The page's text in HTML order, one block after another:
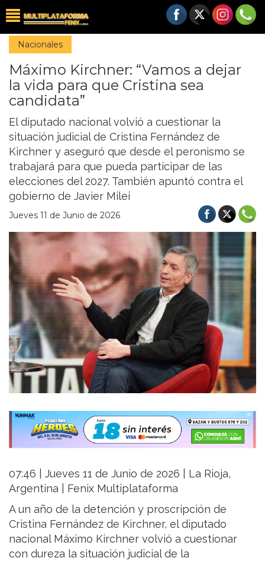
Nacionales
Máximo Kirchner: “Vamos a dejar
la vida para que Cristina sea
candidata”
El diputado nacional volvió a cuestionar la
situación judicial de Cristina Fernández de
Kirchner y aseguró que desde el peronismo se
trabajará para que pueda participar de las
elecciones del 2027. También apuntó contra el
gobierno de Javier Milei
Jueves 11 de Junio de 2026
07:46 | Jueves 11 de Junio de 2026 | La Rioja,
Argentina | Fenix Multiplataforma
A un año de la detención y proscripción de
Cristina Fernández de Kirchner, el diputado
nacional Máximo Kirchner volvió a cuestionar
con dureza la situación judicial de la